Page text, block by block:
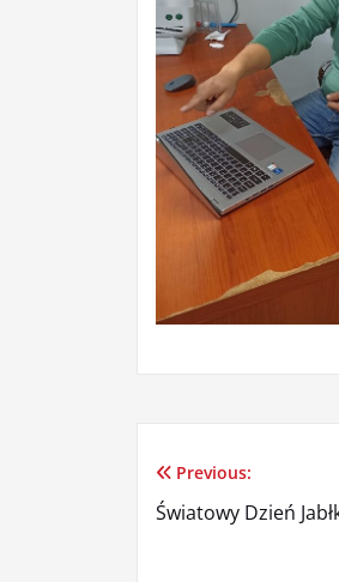
Nawigacja
Previous:
Światowy Dzień